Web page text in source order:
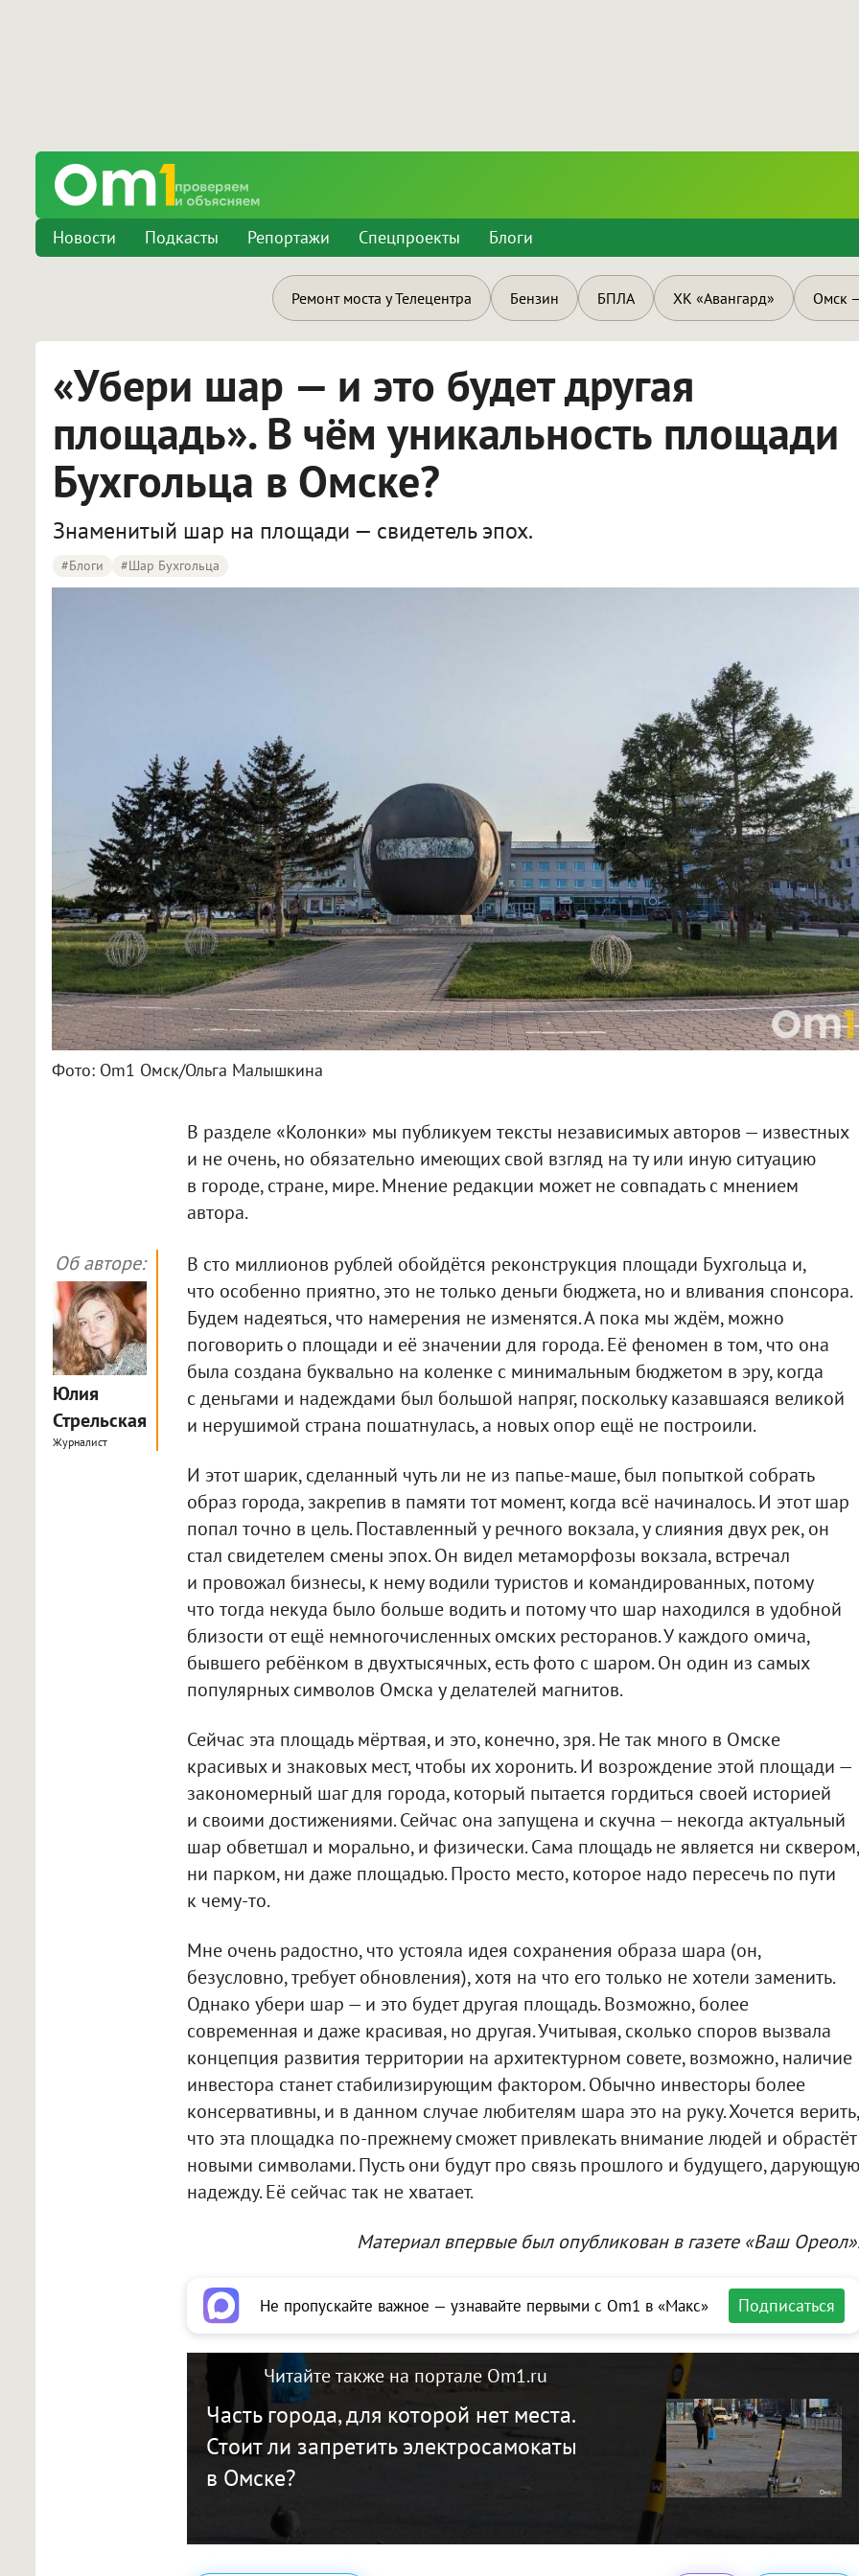
Новости Подкасты Репортажи Спецпроекты Блоги
Ремонт моста у Телецентра Бензин БПЛА ХК «Авангард» Омск
«Убери шар — и это будет другая
площадь». В чём уникальность площади
Бухгольца в Омске?
Знаменитый шар на площади — свидетель эпох.
#Блоги #шар Бухгольца
Фото: Om1 Омск/Ольга Малышкина
В разделе «Колонки» мы публикуем тексты независимых авторов — известных
и не очень, но обязательно имеющих свой взгляд на ту или иную ситуацию
в городе, стране, мире. Мнение редакции может не совпадать с мнением
автора.
Об авторе:
Юлия
Стрельская
Журналист
В сто миллионов рублей обойдётся реконструкция площади Бухгольца и,
что особенно приятно, это не только деньги бюджета, но и вливания спонсора.
Будем надеяться, что намерения не изменятся. А пока мы ждём, можно
поговорить о площади и её значении для города. Её феномен в том, что она
была создана буквально на коленке с минимальным бюджетом в эру, когда
с деньгами и надеждами был большой напряг, поскольку казавшаяся великой
и нерушимой страна пошатнулась, а новых опор ещё не построили.
И этот шарик, сделанный чуть ли не из папье-маше, был попыткой собрать
образ города, закрепив в памяти тот момент, когда всё начиналось. И этот шар
попал точно в цель. Поставленный у речного вокзала, у слияния двух рек, он
стал свидетелем смены эпох. Он видел метаморфозы вокзала, встречал
и провожал бизнесы, к нему водили туристов и командированных, потому
что тогда некуда было больше водить и потому что шар находился в удобной
близости от ещё немногочисленных омских ресторанов. У каждого омича,
бывшего ребёнком в двухтысячных, есть фото с шаром. Он один из самых
популярных символов Омска у делателей магнитов.
Сейчас эта площадь мёртвая, и это, конечно, зря. Не так много в Омске
красивых и знаковых мест, чтобы их хоронить. И возрождение этой площади —
закономерный шаг для города, который пытается гордиться своей историей
и своими достижениями. Сейчас она запущена и скучна — некогда актуальный
шар обветшал и морально, и физически. Сама площадь не является ни сквером,
ни парком, ни даже площадью. Просто место, которое надо пересечь по пути
к чему-то.
Мне очень радостно, что устояла идея сохранения образа шара (он,
безусловно, требует обновления), хотя на что его только не хотели заменить.
Однако убери шар — и это будет другая площадь. Возможно, более
современная и даже красивая, но другая. Учитывая, сколько споров вызвала
концепция развития территории на архитектурном совете, возможно, наличие
инвестора станет стабилизирующим фактором. Обычно инвесторы более
консервативны, и в данном случае любителям шара это на руку. Хочется верить,
что эта площадка по-прежнему сможет привлекать внимание людей и обрастёт
новыми символами. Пусть они будут про связь прошлого и будущего, дарующую
надежду. Её сейчас так не хватает.
Материал впервые был опубликован в газете «Ваш
Не пропускайте важное — узнавайте первыми с Om1 в «Макс» Подписаться
Читайте также на портале Om1.ru
Часть города, для которой нет места.
Стоит ли запретить электросамокаты
в Омске?